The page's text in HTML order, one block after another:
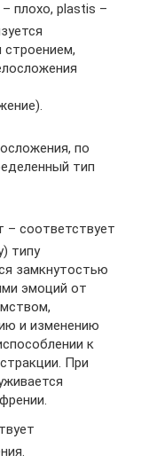
плохо, plastis –
по
тип
– соответствует
типу
замкнутостью
эмоций от
и измене­нию
к
При